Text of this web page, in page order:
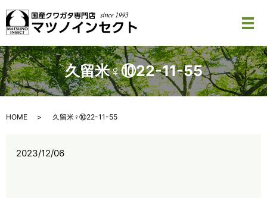
メ
久留米♀⑩22-11-55
HOME 久留米♀⑩22-11-55
2023/12/06